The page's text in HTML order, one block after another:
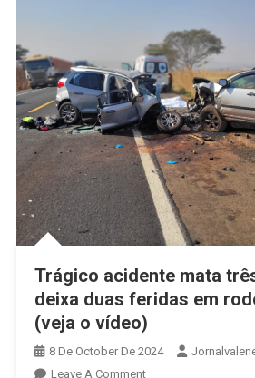
Trágico acidente mata
deixa duas feridas em
(veja o vídeo)
8 De October De 2024
Leave A CommentOn